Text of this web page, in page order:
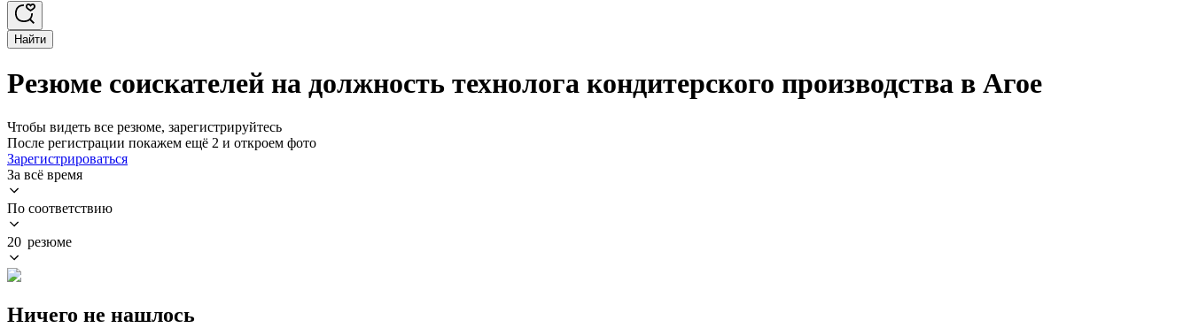
Найти
Резюме соискателей на должность технолога кондитерского производства в Агое
Чтобы видеть все резюме, зарегистрируйтесь
После регистрации покажем ещё 2 и откроем фото
Зарегистрироваться
За всё время
По соответствию
20 резюме
Ничего не нашлось